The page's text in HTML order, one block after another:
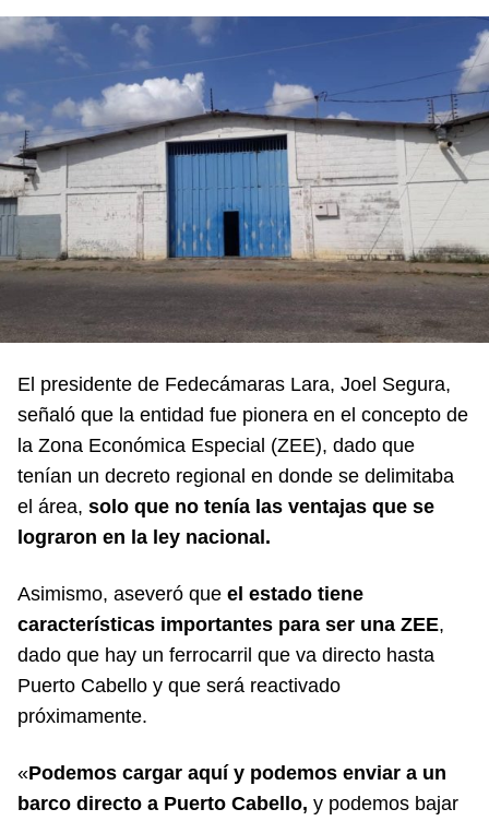
El presidente de Fedecámaras Lara, Joel Segura,
señaló que la entidad fue pionera en el concepto de
la Zona Económica Especial (ZEE), dado que
tenían un decreto regional en donde se delimitaba
el área, solo que no tenía las ventajas que se
lograron en la ley nacional.
Asimismo, aseveró que el estado tiene
características importantes para ser una ZEE,
dado que hay un ferrocarril que va directo hasta
Puerto Cabello y que será reactivado
próximamente.
«Podemos cargar aquí y podemos enviar a un
barco directo a Puerto Cabello, y podemos bajar